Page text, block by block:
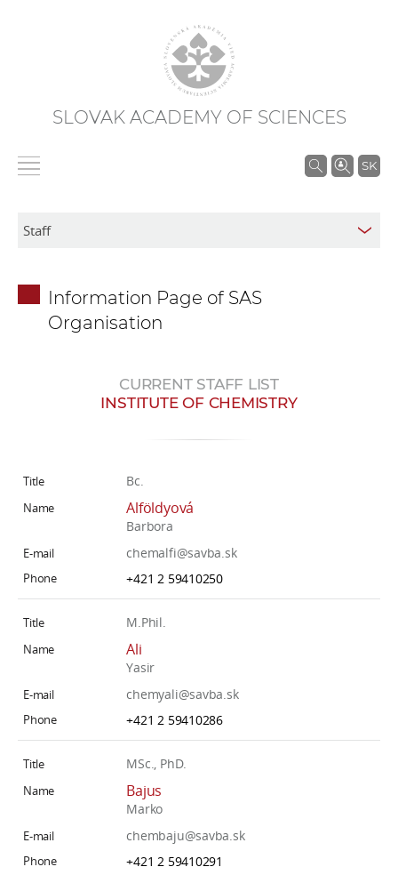
SLOVAK ACADEMY OF SCIENCES
SK
S
Information Page of SAS
Organisation
CURRENT STAFF LIST
INSTITUTE OF CHEMISTRY
Bc.
Alföldyová
Barbora
chemalfi@savba.sk
+421 2 59410250
M.Phil.
Ali
Yasir
chemyali@savba.sk
+421 2 59410286
MSc., PhD.
Bajus
Marko
chembaju@savba.sk
+421 2 59410291